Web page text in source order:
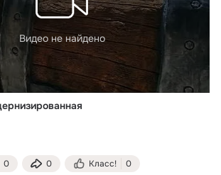
Видео не найдено
0 0 Класс! 0